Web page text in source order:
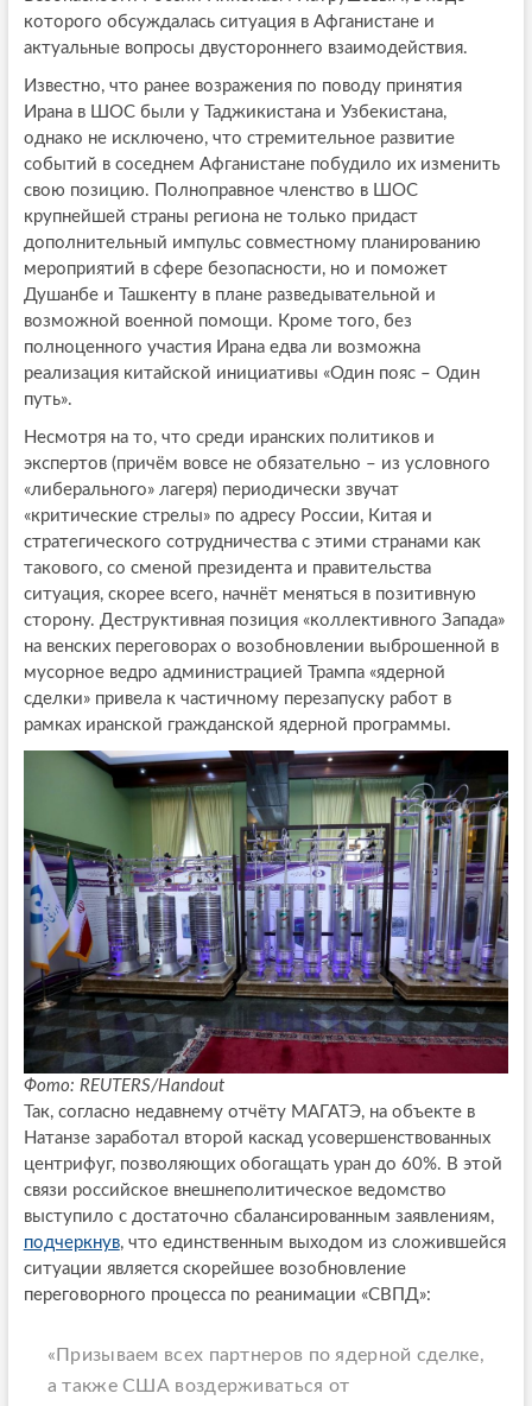
которого обсуждалась ситуация в Афганистане и
актуальные вопросы двустороннего взаимодействия.
Известно, что ранее возражения по поводу принятия
Ирана в ШОС были у Таджикистана и Узбекистана,
однако не исключено, что стремительное развитие
событий в соседнем Афганистане побудило их изменить
свою позицию. Полноправное членство в ШОС
крупнейшей страны региона не только придаст
дополнительный импульс совместному планированию
мероприятий в сфере безопасности, но и поможет
Душанбе и Ташкенту в плане разведывательной и
возможной военной помощи. Кроме того, без
полноценного участия Ирана едва ли возможна
реализация китайской инициативы «Один пояс – Один
путь».
Несмотря на то, что среди иранских политиков и
экспертов (причём вовсе не обязательно – из условного
«либерального» лагеря) периодически звучат
«критические стрелы» по адресу России, Китая и
стратегического сотрудничества с этими странами как
такового, со сменой президента и правительства
ситуация, скорее всего, начнёт меняться в позитивную
сторону. Деструктивная позиция «коллективного Запада»
на венских переговорах о возобновлении выброшенной в
мусорное ведро администрацией Трампа «ядерной
сделки» привела к частичному перезапуску работ в
рамках иранской гражданской ядерной программы.
Фото: REUTERS/Handout
Так, согласно недавнему отчёту МАГАТЭ, на объекте в
Натанзе заработал второй каскад усовершенствованных
центрифуг, позволяющих обогащать уран до 60%. В этой
связи российское внешнеполитическое ведомство
выступило с достаточно сбалансированным заявлениям,
подчеркнув, что единственным выходом из сложившейся
ситуации является скорейшее возобновление
переговорного процесса по реанимации «СВПД»:
«Призываем всех партнеров по ядерной сделке,
а также США воздерживаться от